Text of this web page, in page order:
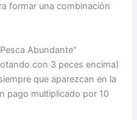
formar una combinación
Abundante"
con 3 peces encima)
que aparezcan en la
pago multiplicado por 10